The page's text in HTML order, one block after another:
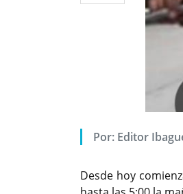
Por: Editor
Desde hoy